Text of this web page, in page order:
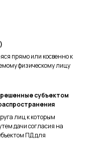
прямо или косвенно к
физическому лицу
субъектом
лиц к которым
дачи согласия на
ПД для